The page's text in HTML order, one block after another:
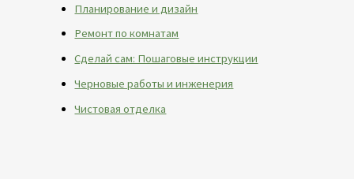
Планирование и дизайн
Ремонт по комнатам
Сделай сам: Пошаговые инструкции
Черновые работы и инженерия
Чистовая отделка